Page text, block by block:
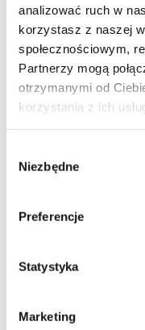
analizować ruch w
korzystasz z naszej
społecznościowym,
Partnerzy mogą
otrzymanymi od
korzystania z ich
zgody
Niezbędne
Preferencje
Statystyka
Marketing
FILES